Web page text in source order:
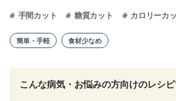
手間カット 糖質カット カロリーカ
簡単・手軽 食材少なめ
こんな病気・お悩みの方向けのレシ